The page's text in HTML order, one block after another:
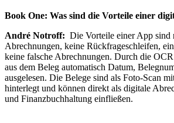
Book One: Was sind die Vorteile einer
André Notroff: Die Vorteile einer App sind
Abrechnungen, keine Rückfrageschleifen,
keine falsche Abrechnungen. Durch die
aus dem Beleg automatisch Datum,
ausgelesen. Die Belege sind als Foto-Scan
hinterlegt und können direkt als digitale
und Finanzbuchhaltung einfließen.